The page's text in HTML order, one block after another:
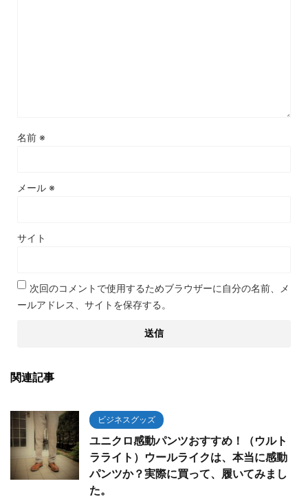
名前 ※
メール ※
サイト
次回のコメントで使用するためブラウザーに自分の名前、メ
ールアドレス、サイトを保存する。
関連記事
ビジネスグッズ
ユニクロ感動パンツおすすめ！（ウルト
ラライト）ウールライクは、本当に感動
パンツか？実際に買って、履いてみまし
た。